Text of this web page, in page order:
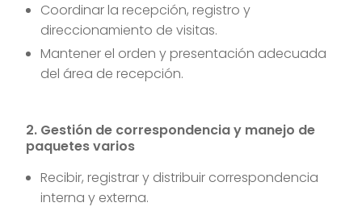
Coordinar la recepción, registro y
direccionamiento de visitas.
Mantener el orden y presentación adecuada
del área de recepción.
2. Gestión de correspondencia y manejo de
paquetes varios
Recibir, registrar y distribuir correspondencia
interna y externa.